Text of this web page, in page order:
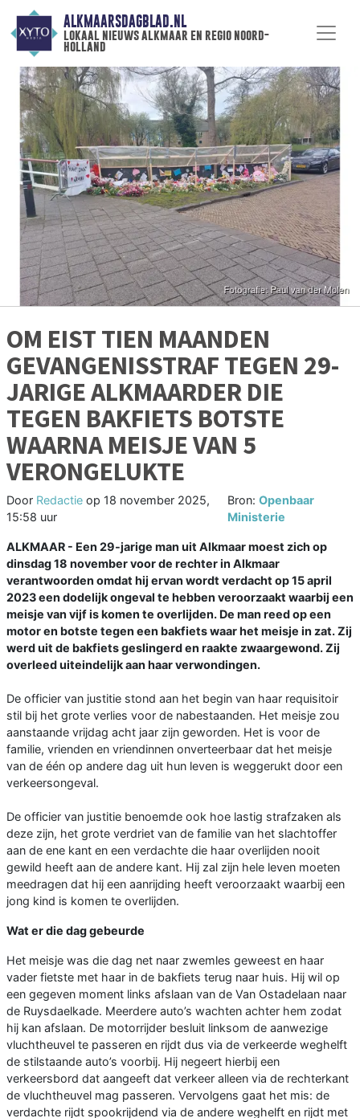
ALKMAARSDAGBLAD.NL
lokaal nieuws alkmaar en regio noord-
holland
OM EIST TIEN MAANDEN
GEVANGENISSTRAF TEGEN 29-
JARIGE ALKMAARDER DIE
TEGEN BAKFIETS BOTSTE
WAARNA MEISJE VAN 5
VERONGELUKTE
Door Redactie op 18 november 2025,
15:58 uur
Bron: Openbaar
Ministerie
ALKMAAR - Een 29-jarige man uit Alkmaar moest zich op
dinsdag 18 november voor de rechter in Alkmaar
verantwoorden omdat hij ervan wordt verdacht op 15 april
2023 een dodelijk ongeval te hebben veroorzaakt waarbij een
meisje van vijf is komen te overlijden. De man reed op een
motor en botste tegen een bakfiets waar het meisje in zat. Zij
werd uit de bakfiets geslingerd en raakte zwaargewond. Zij
overleed uiteindelijk aan haar verwondingen.
De officier van justitie stond aan het begin van haar requisitoir
stil bij het grote verlies voor de nabestaanden. Het meisje zou
aanstaande vrijdag acht jaar zijn geworden. Het is voor de
familie, vrienden en vriendinnen onverteerbaar dat het meisje
van de één op andere dag uit hun leven is weggerukt door een
verkeersongeval.
De officier van justitie benoemde ook hoe lastig strafzaken als
deze zijn, het grote verdriet van de familie van het slachtoffer
aan de ene kant en een verdachte die haar overlijden nooit
gewild heeft aan de andere kant. Hij zal zijn hele leven moeten
meedragen dat hij een aanrijding heeft veroorzaakt waarbij een
jong kind is komen te overlijden.
Wat er die dag gebeurde
Het meisje was die dag net naar zwemles geweest en haar
vader fietste met haar in de bakfiets terug naar huis. Hij wil op
een gegeven moment links afslaan van de Van Ostadelaan naar
de Ruysdaelkade. Meerdere auto’s wachten achter hem zodat
hij kan afslaan. De motorrijder besluit linksom de aanwezige
vluchtheuvel te passeren en rijdt dus via de verkeerde weghelft
de stilstaande auto’s voorbij. Hij negeert hierbij een
verkeersbord dat aangeeft dat verkeer alleen via de rechterkant
de vluchtheuvel mag passeren. Vervolgens gaat het mis: de
verdachte rijdt spookrijdend via de andere weghelft en rijdt met